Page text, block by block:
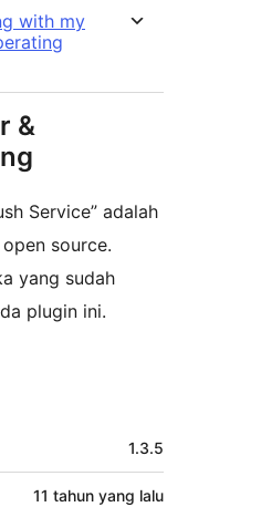
with my
&
Service” adalah
source.
yang sudah
plugin ini.
1.3.5
11 tahun yang lalu